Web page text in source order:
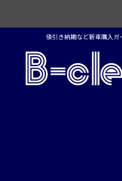
値引き納期など新車購入